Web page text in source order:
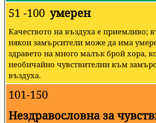
51 -100 умерен
Качеството на въздуха е приемливо;
някои замърсители може да има
здравето на много малък брой хора,
необичайно чувствителни към
въздуха.
101-150
Нездравословна за